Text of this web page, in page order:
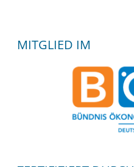
MITGLIED IM